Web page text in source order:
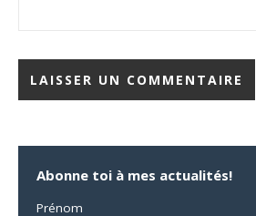
Abonne toi à mes actualités!
Prénom